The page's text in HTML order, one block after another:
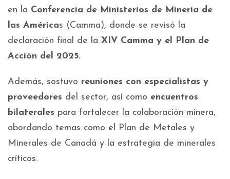
en la Conferencia de Ministerios de Minería de
las Américas (Camma), donde se revisó la
declaración final de la XIV Camma y el Plan de
Acción del 2025.
Además, sostuvo reuniones con especialistas y
proveedores del sector, así como encuentros
bilaterales para fortalecer la colaboración minera,
abordando temas como el Plan de Metales y
Minerales de Canadá y la estrategia de minerales
críticos.